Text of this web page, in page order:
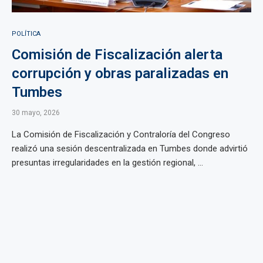
POLÍTICA
Comisión de Fiscalización alerta
corrupción y obras paralizadas en
Tumbes
30 mayo, 2026
La Comisión de Fiscalización y Contraloría del Congreso
realizó una sesión descentralizada en Tumbes donde advirtió
presuntas irregularidades en la gestión regional, ...